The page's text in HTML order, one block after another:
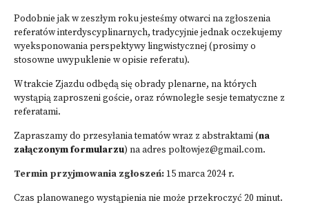
Podobnie jak w zeszłym roku jesteśmy otwarci na zgłoszenia
referatów interdyscyplinarnych, tradycyjnie jednak oczekujemy
wyeksponowania perspektywy lingwistycznej (prosimy o
stosowne uwypuklenie w opisie referatu).
W trakcie Zjazdu odbędą się obrady plenarne, na których
wystąpią zaproszeni goście, oraz równoległe sesje tematyczne z
referatami.
Zapraszamy do przesyłania tematów wraz z abstraktami (na
załączonym formularzu) na adres poltowjez@gmail.com.
Termin przyjmowania zgłoszeń: 15 marca 2024 r.
Czas planowanego wystąpienia nie może przekroczyć 20 minut.